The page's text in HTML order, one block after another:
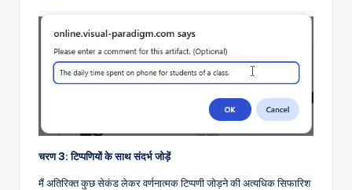
चरण 3: टिप्पणियों के साथ संदर्भ जोड़ें
मैं अतिरिक्त कुछ सेकंड लेकर वर्णनात्मक टिप्पणी जोड़ने की अत्यधिक सिफारिश